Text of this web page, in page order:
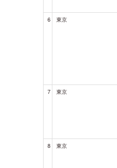
6
東京
7
東京
8 東京